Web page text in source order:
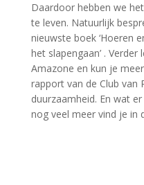
Daardoor hebben we
te leven. Natuurlijk
nieuwste boek ‘Hoeren
het slapengaan’ .
Amazone en kun je
rapport van de Club van
duurzaamheid. En wat
nog veel meer vind je in